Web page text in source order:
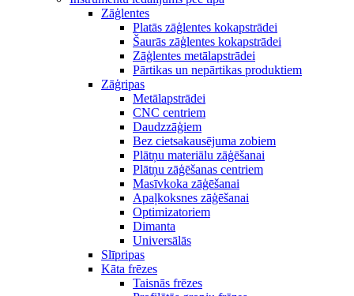
Zāģlentes
Platās zāģlentes kokapstrādei
Šaurās zāģlentes kokapstrādei
Zāģlentes metālapstrādei
Pārtikas un nepārtikas produktiem
Zāģripas
Metālapstrādei
CNC centriem
Daudzzāģiem
Bez cietsakausējuma zobiem
Plātņu materiālu zāģēšanai
Plātņu zāģēšanas centriem
Masīvkoka zāģēšanai
Apaļkoksnes zāģēšanai
Optimizatoriem
Dimanta
Universālās
Slīpripas
Kāta frēzes
Taisnās frēzes